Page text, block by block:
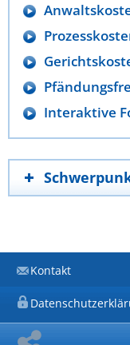
Interaktive
Kontakt